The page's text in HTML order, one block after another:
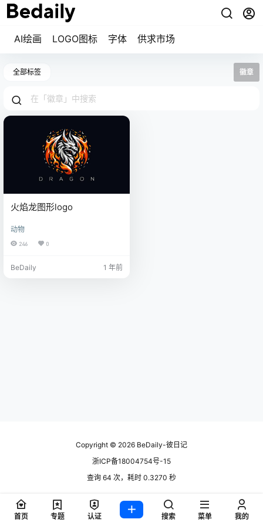
AI绘画 LOGO图标 字体 供求市场
全部标签 徽章
火焰龙图形logo
动物
246 0
BeDaily 1 年前
Copyright © 2026 BeDaily-彼日记
浙ICP备18004754号-15
查询 64 次，耗时 0.3270 秒
首页 专题 认证 搜索 菜单 我的